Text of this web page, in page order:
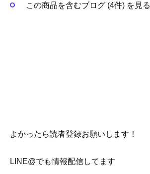
この商品を含むブログ (4件) を見る
よかったら読者登録お願いします！
LINE@でも情報配信してます